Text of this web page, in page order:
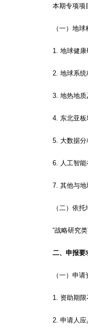
本期专项项目
（一）地球科
1. 地球健康研
2. 地球系统科
3. 地热地质及
4. 东北亚板块
5. 大数据分析
6. 人工智能在
7. 其他与地球
（二）依托地
“战略研究类”
二、申报要
（一）申请
1. 资助期限不
2. 申请人应具